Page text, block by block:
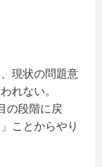
現状の問題意
れない。
の段階に戻
ことからやり